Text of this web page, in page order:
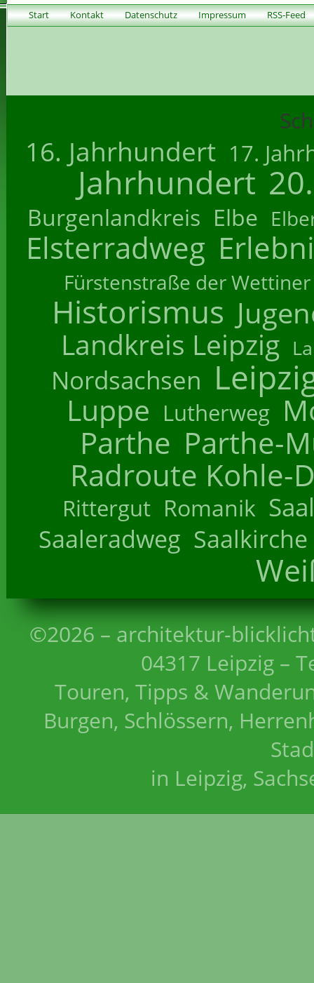
Start Kontakt Datenschutz Impressum RSS-Feed
16. Jahrhundert 17.
Jahrhundert
Burgenlandkreis Elbe
Elsterradweg
Fürstenstraße der Wettiner
Historismus
Landkreis Leipzig
Nordsachsen
Luppe Lutherweg
Parthe Parthe-
Radroute Kohle-
Rittergut Romanik
Saaleradweg Saalkirche
©2026 – architektur-
04317 Leipzig –
Touren, Tipps &
Burgen, Schlössern,
in Leipzig,